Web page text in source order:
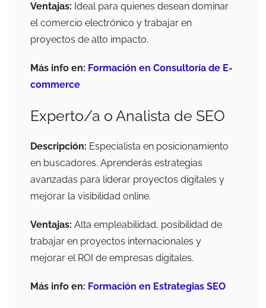
Ventajas: Ideal para quienes desean dominar
el comercio electrónico y trabajar en
proyectos de alto impacto.
Más info en: Formación en Consultoría de E-
commerce
Experto/a o Analista de SEO
Descripción: Especialista en posicionamiento
en buscadores. Aprenderás estrategias
avanzadas para liderar proyectos digitales y
mejorar la visibilidad online.
Ventajas: Alta empleabilidad, posibilidad de
trabajar en proyectos internacionales y
mejorar el ROI de empresas digitales.
Más info en: Formación en Estrategias SEO